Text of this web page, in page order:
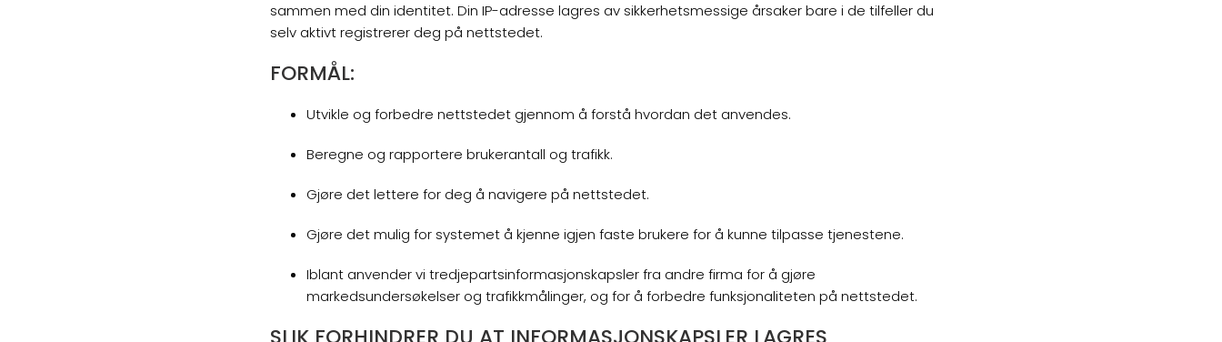
sammen med din identitet. Din IP-adresse lagres av sikkerhetsmessige årsaker bare i de tilfeller du
selv aktivt registrerer deg på nettstedet.
FORMÅL:
Utvikle og forbedre nettstedet gjennom å forstå hvordan det anvendes.
Beregne og rapportere brukerantall og trafikk.
Gjøre det lettere for deg å navigere på nettstedet.
Gjøre det mulig for systemet å kjenne igjen faste brukere for å kunne tilpasse tjenestene.
Iblant anvender vi tredjepartsinformasjonskapsler fra andre firma for å gjøre
markedsundersøkelser og trafikkmålinger, og for å forbedre funksjonaliteten på nettstedet.